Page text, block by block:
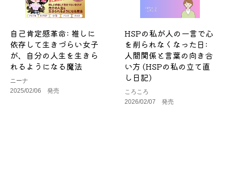
自己肯定感革命: 推しに
依存して生きづらい女子
が、自分の人生を生きら
れるようになる魔法
ニーナ
2025/02/06 発売
HSPの私が人の一言で心
を削られなくなった日:
人間関係と言葉の向き合
い方 (HSPの私の立て直
し日記)
ころころ
2026/02/07 発売